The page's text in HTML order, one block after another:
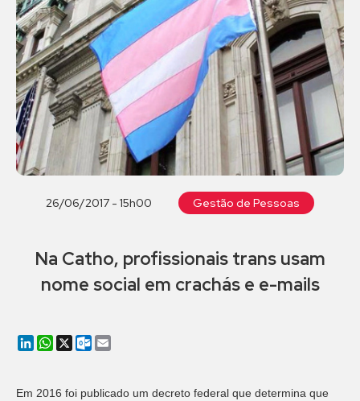
26/06/2017 - 15h00 Gestão de Pessoas
Na Catho, profissionais trans usam
nome social em crachás e e-mails
LinkedIn
WhatsApp
X Outlook.com
Em 2016 foi publicado um decreto federal que determina que